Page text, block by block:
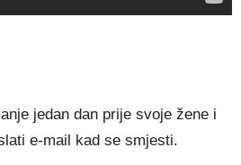
jedan dan prije svoje žene i
e-mail kad se smjesti.